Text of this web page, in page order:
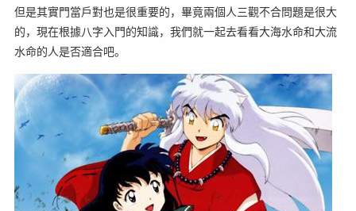
但是其實門當戶對也是很重要的，畢竟兩個人三觀不合問題是很大
的，現在根據八字入門的知識，我們就一起去看看大海水命和大流
水命的人是否適合吧。